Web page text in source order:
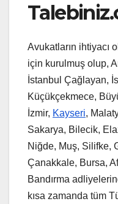
Avukatların ihtiyacı
için kurulmuş olup,
İstanbul Çağlayan,
Küçükçekmece,
İzmir, Kayseri,
Sakarya, Bilecik,
Niğde, Muş, Silifke,
Çanakkale, Bursa,
Bandırma
kısa zamanda tüm